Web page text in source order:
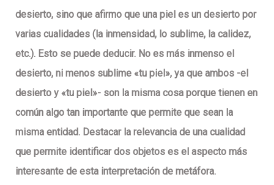
desierto, sino que afirmo que una piel es un desierto por
varias cualidades (la inmensidad, lo sublime, la calidez,
etc.). Esto se puede deducir. No es más inmenso el
desierto, ni menos sublime «tu piel», ya que ambos -el
desierto y «tu piel»- son la misma cosa porque tienen en
común algo tan importante que permite que sean la
misma entidad. Destacar la relevancia de una cualidad
que permite identificar dos objetos es el aspecto más
interesante de esta interpretación de metáfora.